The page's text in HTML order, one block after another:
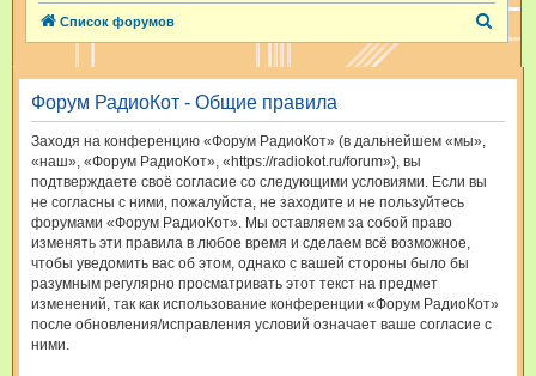
Список форумов
и
Форум РадиоКот - Общие правила
Заходя на конференцию «Форум РадиоКот» (в дальнейшем «мы»,
«наш», «Форум РадиоКот», «https://radiokot.ru/forum»), вы
подтверждаете своё согласие со следующими условиями. Если вы
не согласны с ними, пожалуйста, не заходите и не пользуйтесь
форумами «Форум РадиоКот». Мы оставляем за собой право
изменять эти правила в любое время и сделаем всё возможное,
чтобы уведомить вас об этом, однако с вашей стороны было бы
разумным регулярно просматривать этот текст на предмет
изменений, так как использование конференции «Форум РадиоКот»
после обновления/исправления условий означает ваше согласие с
ними.